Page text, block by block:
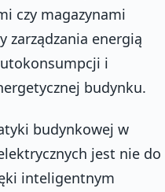
czy magazynami
zarządzania energią
i
budynku.
budynkowej w
jest nie do
inteligentnym